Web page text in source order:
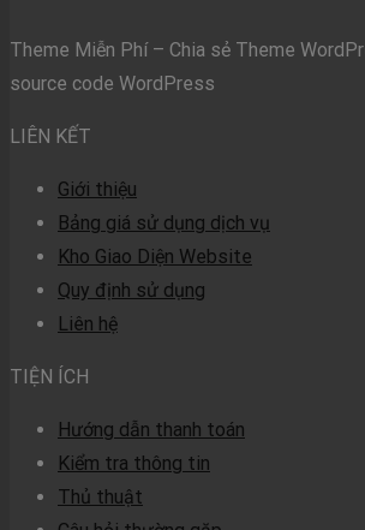
Theme Miễn Phí – Chia sẻ Theme
source code WordPress
LIÊN KẾT
Giới thiệu
Bảng giá sử dụng dịch vụ
Kho Giao Diện Website
Quy định sử dụng
Liên hệ
TIỆN ÍCH
Hướng dẫn thanh toán
Kiểm tra thông tin
Thủ thuật